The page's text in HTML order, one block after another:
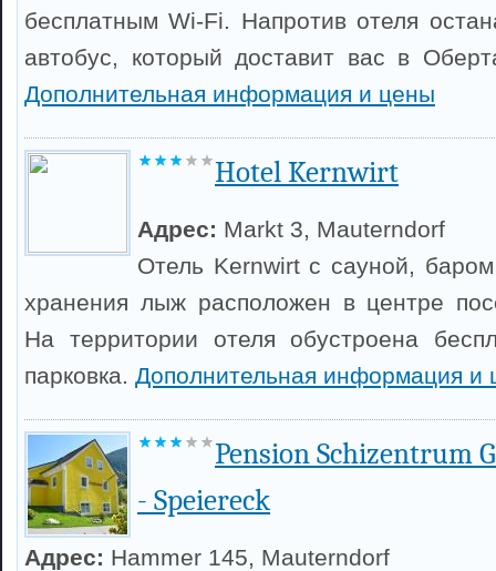
бесплатным Wi-Fi. Напротив отеля
автобус, который доставит вас в
Дополнительная информация и цены
Hotel Kernwirt
Адрес: Markt 3, Mauterndorf
Отель Kernwirt с сауной,
хранения лыж расположен в центре
На территории отеля обустроена
парковка. Дополнительная информация и
Pension Schizentrum
- Speiereck
Адрес: Hammer 145, Mauterndorf